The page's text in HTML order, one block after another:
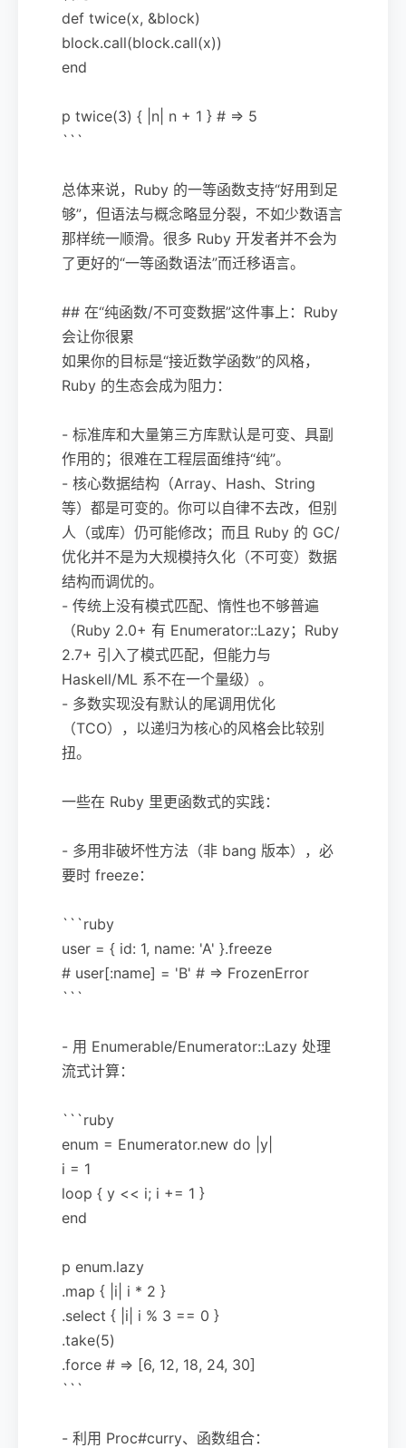
def twice(x, &block)
block.call(block.call(x))
end
p twice(3) { |n| n + 1 } # => 5
```
总体来说，Ruby 的一等函数支持“好用到足
够”，但语法与概念略显分裂，不如少数语言
那样统一顺滑。很多 Ruby 开发者并不会为
了更好的“一等函数语法”而迁移语言。
## 在“纯函数/不可变数据”这件事上：Ruby
会让你很累
如果你的目标是“接近数学函数”的风格，
Ruby 的生态会成为阻力：
- 标准库和大量第三方库默认是可变、具副
作用的；很难在工程层面维持“纯”。
- 核心数据结构（Array、Hash、String
等）都是可变的。你可以自律不去改，但别
人（或库）仍可能修改；而且 Ruby 的 GC/
优化并不是为大规模持久化（不可变）数据
结构而调优的。
- 传统上没有模式匹配、惰性也不够普遍
（Ruby 2.0+ 有 Enumerator::Lazy；Ruby
2.7+ 引入了模式匹配，但能力与
Haskell/ML 系不在一个量级）。
- 多数实现没有默认的尾调用优化
（TCO），以递归为核心的风格会比较别
扭。
一些在 Ruby 里更函数式的实践：
- 多用非破坏性方法（非 bang 版本），必
要时 freeze：
```ruby
user = { id: 1, name: 'A' }.freeze
# user[:name] = 'B' # => FrozenError
```
- 用 Enumerable/Enumerator::Lazy 处理
流式计算：
```ruby
enum = Enumerator.new do |y|
i = 1
loop { y << i; i += 1 }
end
p enum.lazy
.map { |i| i * 2 }
.select { |i| i % 3 == 0 }
.take(5)
.force # => [6, 12, 18, 24, 30]
```
- 利用 Proc#curry、函数组合：